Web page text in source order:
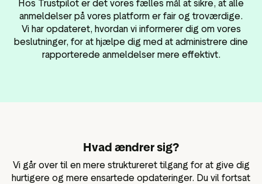
widgets
til de sociale
Data og analyser
Tagging af anmeldelser
Besøgsdata
Hos Trustpilot er det vores fælles mål at sikre, at alle
anmeldelser på vores platform er fair og troværdige.
Vi har opdateret, hvordan vi informerer dig om vores
beslutninger, for at hjælpe dig med at administrere dine
rapporterede anmeldelser mere effektivt.
Hvad ændrer sig?
Vi går over til en mere struktureret tilgang for at give dig
hurtigere og mere ensartede opdateringer. Du vil fortsat